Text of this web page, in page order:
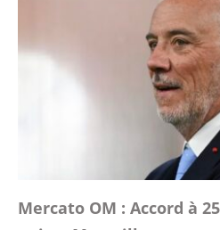
Mercato OM : Accord à